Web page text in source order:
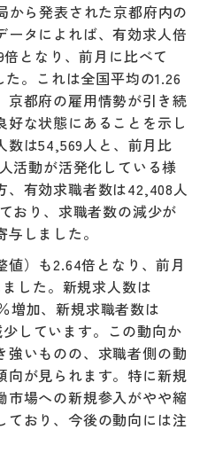
から発表された京都府内の
ータによれば、有効求人倍
となり、前月に比べて
。これは全国平均の1.26
京都府の雇用情勢が引き続
好な状態にあることを示し
数は54,569人と、前月比
活動が活発化している様
、有効求職者数は42,408人
おり、求職者数の減少が
しました。
）も2.64倍となり、前月
した。新規求人数は
増加、新規求職者数は
しています。この動向か
強いものの、求職者側の動
向が見られます。特に新規
市場への新規参入がやや縮
ており、今後の動向には注